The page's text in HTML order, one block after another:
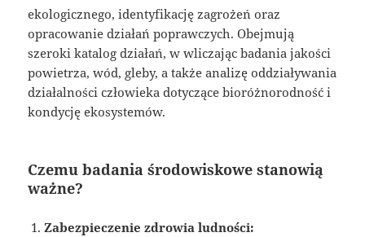
ekologicznego, identyfikację zagrożeń oraz
opracowanie działań poprawczych. Obejmują
szeroki katalog działań, w wliczając badania jakości
powietrza, wód, gleby, a także analizę oddziaływania
działalności człowieka dotyczące bioróżnorodność i
kondycję ekosystemów.
Czemu badania środowiskowe stanowią
ważne?
Zabezpieczenie zdrowia ludności: